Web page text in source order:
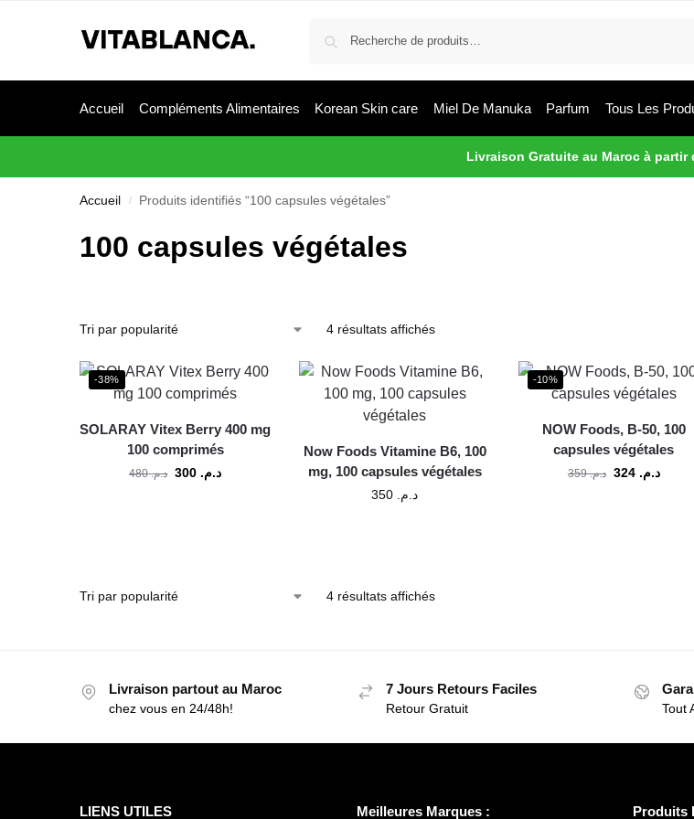
Accueil Compléments Alimentaires Korean Skin care Miel De Manuka Parfum Tous Les
Livraison Gratuite au Maroc à partir
Accueil / Produits identifiés “100 capsules végétales”
100 capsules végétales
4 résultats affichés
-38%
SOLARAY Vitex Berry 400 mg
100 comprimés
د.م.480 د.م.
Now Foods Vitamine B6, 100
mg, 100 capsules végétales
د.م.
-10%
NOW Foods, B-50, 100
capsules végétales
د.م.359 د.م. 324
4 résultats affichés
Livraison partout au Maroc
chez vous en 24/48h!
7 Jours Retours Faciles
Retour Gratuit Tout
LIENS UTILES Meilleures Marques : Produits